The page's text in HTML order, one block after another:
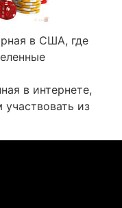
в США, где
в интернете,
участвовать из